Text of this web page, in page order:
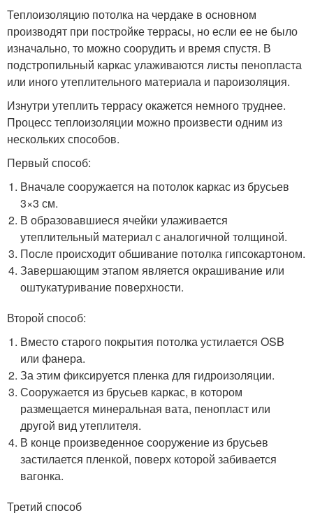
Теплоизоляцию потолка на чердаке в основном
производят при постройке террасы, но если ее не было
изначально, то можно соорудить и время спустя. В
подстропильный каркас улаживаются листы пенопласта
или иного утеплительного материала и пароизоляция.
Изнутри утеплить террасу окажется немного труднее.
Процесс теплоизоляции можно произвести одним из
нескольких способов.
Первый способ:
Вначале сооружается на потолок каркас из брусьев
3×3 см.
В образовавшиеся ячейки улаживается
утеплительный материал с аналогичной толщиной.
После происходит обшивание потолка гипсокартоном.
Завершающим этапом является окрашивание или
оштукатуривание поверхности.
Второй способ:
Вместо старого покрытия потолка устилается OSB
или фанера.
За этим фиксируется пленка для гидроизоляции.
Сооружается из брусьев каркас, в котором
размещается минеральная вата, пенопласт или
другой вид утеплителя.
В конце произведенное сооружение из брусьев
застилается пленкой, поверх которой забивается
вагонка.
Третий способ